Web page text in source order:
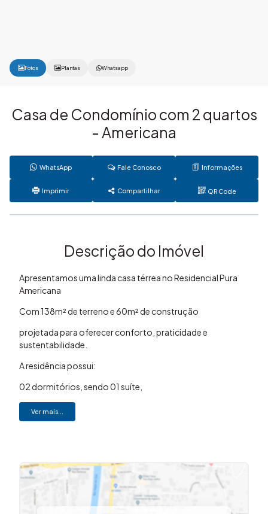
Fotos Plantas Whatsapp
Casa de Condomínio com 2 quartos
- Americana
WhatsApp Fale Conosco Informações
Imprimir Compartilhar QR Code
Descrição do Imóvel
Apresentamos uma linda casa térrea no Residencial Pura
Americana
Com 138m² de terreno e 60m² de construção
projetada para oferecer conforto, praticidade e
sustentabilidade.
A residência possui:
02 dormitórios, sendo 01 suíte,
Sala de estar, sala de jantar e cozinha
Pensando em eficiência e economia
a casa será entregue com 04 placas solares instaladas,
Ver mais...